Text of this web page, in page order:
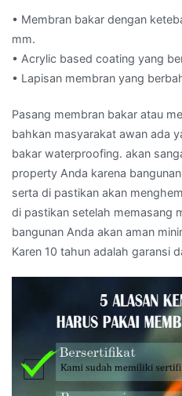
• Membran bakar dengan
mm.
• Acrylic based coating yang
• Lapisan membran yang
Pasang membran bakar atau
bahkan masyarakat awan ada
bakar waterproofing. akan
property Anda karena
serta di pastikan akan
di pastikan setelah memasang
bangunan Anda akan aman
Karen 10 tahun adalah garansi